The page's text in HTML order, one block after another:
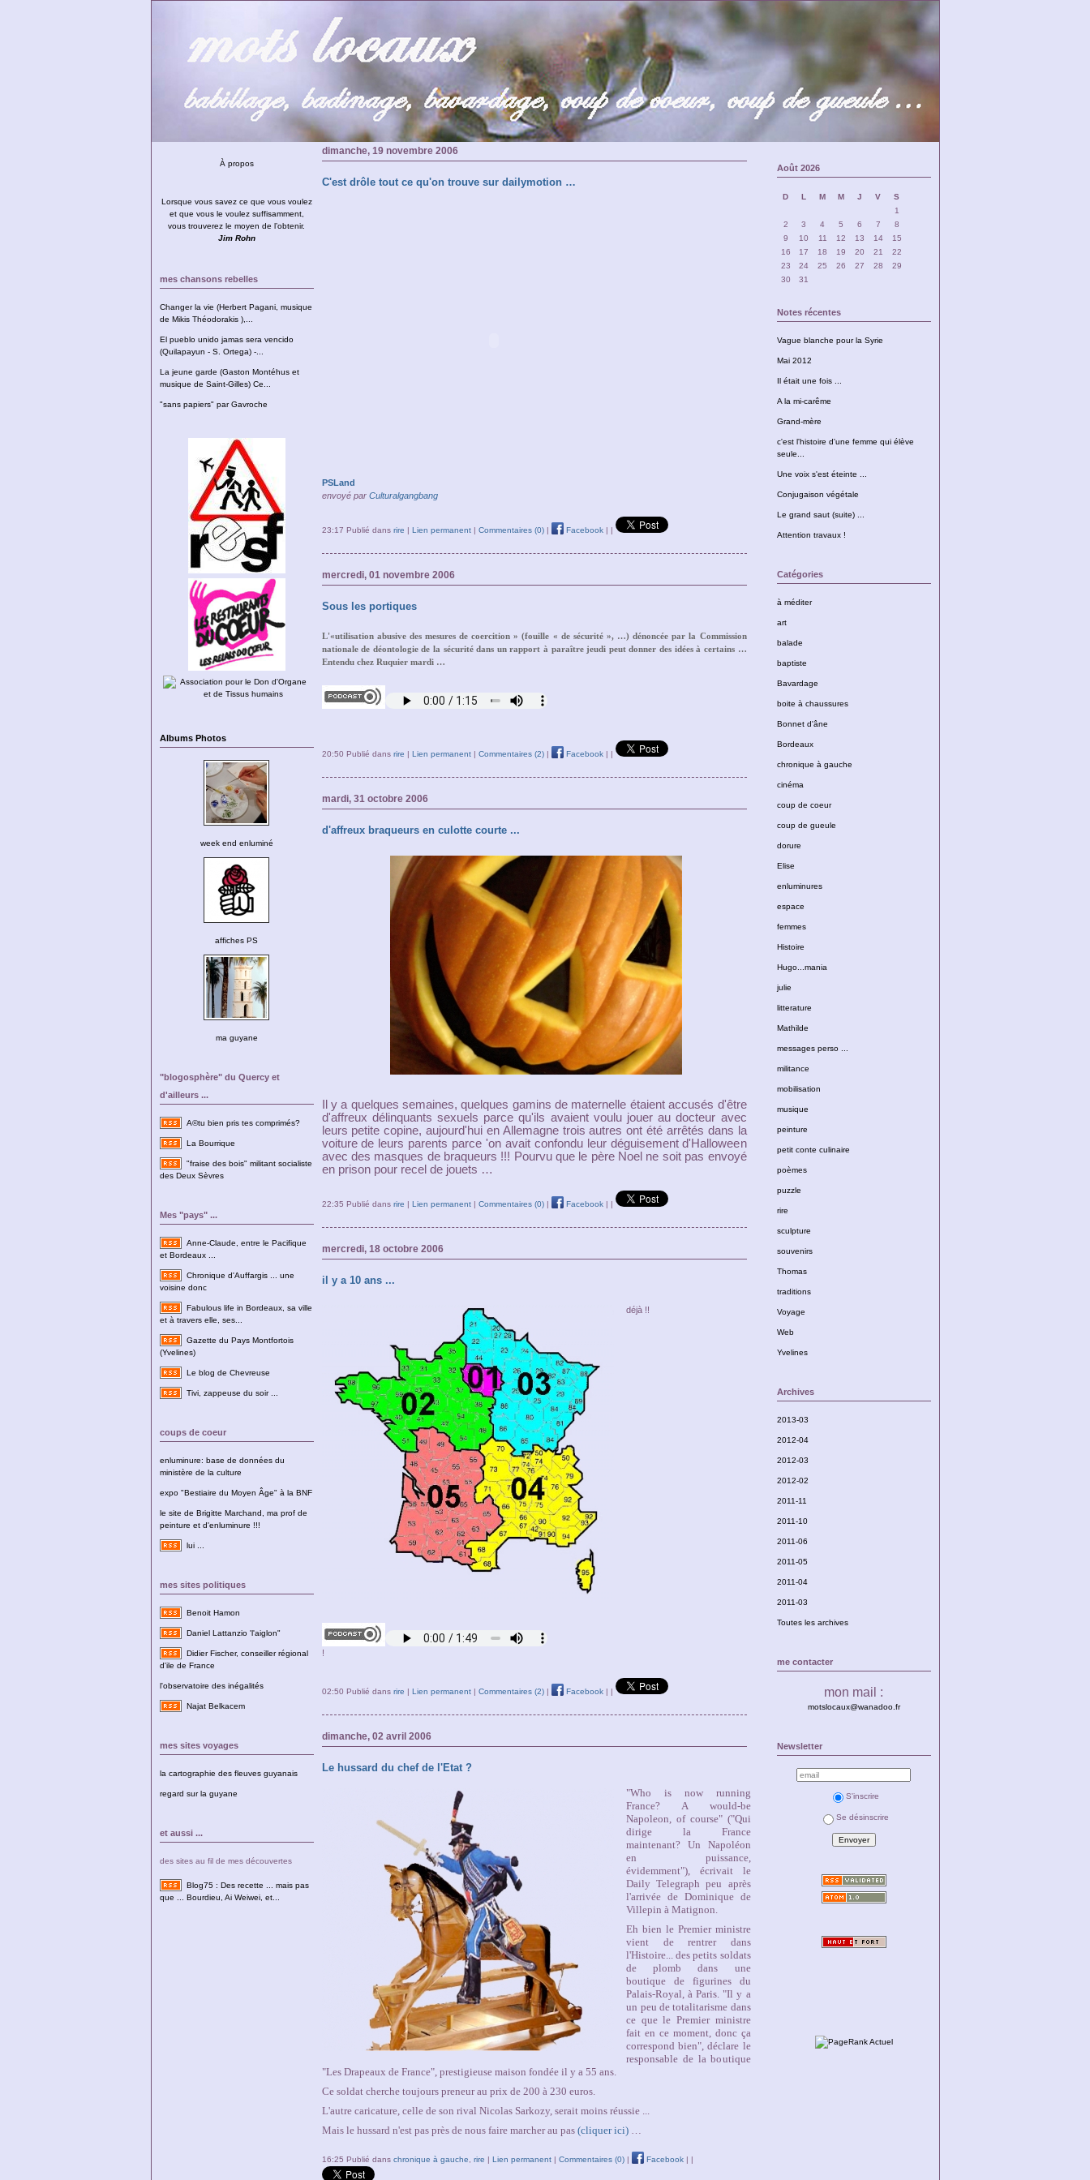
À propos
Lorsque vous savez ce que vous voulez
et que vous le voulez suffisamment,
vous trouverez le moyen de l’obtenir.
Jim Rohn
mes chansons rebelles
Changer la vie (Herbert Pagani, musique
de Mikis Théodorakis ),...
El pueblo unido jamas sera vencido
(Quilapayun - S. Ortega) -...
La jeune garde (Gaston Montéhus et
musique de Saint-Gilles) Ce...
"sans papiers" par Gavroche
Albums Photos
week end enluminé
affiches PS
ma guyane
"blogosphère" du Quercy et
d'ailleurs ...
A©tu bien pris tes comprimés?
La Bourrique
"fraise des bois" militant socialiste
des Deux Sèvres
Mes "pays" ...
Anne-Claude, entre le Pacifique
et Bordeaux ...
Chronique d'Auffargis ... une
voisine donc
Fabulous life in Bordeaux, sa ville
et à travers elle, ses...
Gazette du Pays Montfortois
(Yvelines)
Le blog de Chevreuse
Tivi, zappeuse du soir ...
coups de coeur
enluminure: base de données du
ministère de la culture
expo "Bestiaire du Moyen Âge" à la BNF
le site de Brigitte Marchand, ma prof de
peinture et d'enluminure !!!
lui ...
mes sites politiques
Benoit Hamon
Daniel Lattanzio 'l'aiglon"
Didier Fischer, conseiller régional
d'ile de France
l'observatoire des inégalités
Najat Belkacem
mes sites voyages
la cartographie des fleuves guyanais
regard sur la guyane
et aussi ...
des sites au fil de mes découvertes
Blog75 : Des recette ... mais pas
que ... Bourdieu, Ai Weiwei, et...
Août 2026
D L M M J V
S
1
2
3 4 5 6 7
8
9
10 11 12 13 14
15
16
17 18 19 20 21
22
23
24 25 26 27 28
29
30
31
Notes récentes
Vague blanche pour la Syrie
Mai 2012
Il était une fois ...
A la mi-carême
Grand-mère
c'est l'histoire d'une femme qui élève
seule...
Une voix s'est éteinte ...
Conjugaison végétale
Le grand saut (suite) ...
Attention travaux !
Catégories
à méditer
art
balade
baptiste
Bavardage
boite à chaussures
Bonnet d'âne
Bordeaux
chronique à gauche
cinéma
coup de coeur
coup de gueule
dorure
Elise
enluminures
espace
femmes
Histoire
Hugo...mania
julie
litterature
Mathilde
messages perso ...
militance
mobilisation
musique
peinture
petit conte culinaire
poèmes
puzzle
rire
sculpture
souvenirs
Thomas
traditions
Voyage
Web
Yvelines
Archives
2013-03
2012-04
2012-03
2012-02
2011-11
2011-10
2011-06
2011-05
2011-04
2011-03
Toutes les archives
me contacter
mon mail :
motslocaux@wanadoo.fr
Newsletter
S'inscrire
Se désinscrire
dimanche, 19 novembre 2006
C'est drôle tout ce qu'on trouve sur dailymotion …
PSLand
envoyé par Culturalgangbang
23:17 Publié dans rire | Lien permanent| Commentaires (0)| Facebook| |
mercredi, 01 novembre 2006
Sous les portiques
L'«utilisation abusive des mesures de coercition » (fouille « de sécurité », …) dénoncée par la Commission
nationale de déontologie de la sécurité dans un rapport à paraître jeudi peut donner des idées à certains …
Entendu chez Ruquier mardi …
20:50 Publié dans rire | Lien permanent| Commentaires (2)| Facebook| |
mardi, 31 octobre 2006
d'affreux braqueurs en culotte courte ...
Il y a quelques semaines, quelques gamins de maternelle étaient accusés d'être
d'affreux délinquants sexuels parce qu'ils avaient voulu jouer au docteur avec
leurs petite copine, aujourd'hui en Allemagne trois autres ont été arrêtés dans la
voiture de leurs parents parce 'on avait confondu leur déguisement d'Halloween
avec des masques de braqueurs !!! Pourvu que le père Noel ne soit pas envoyé
en prison pour recel de jouets …
22:35 Publié dans rire | Lien permanent| Commentaires (0)| Facebook| |
mercredi, 18 octobre 2006
il y a 10 ans ...
déjà !!
!
02:50 Publié dans rire | Lien permanent| Commentaires (2)| Facebook| |
dimanche, 02 avril 2006
Le hussard du chef de l'Etat ?
"Who is now running
France?
A would-be
Napoleon, of course" ("Qui
dirige la France
maintenant? Un Napoléon
en puissance,
évidemment"), écrivait le
Daily Telegraph peu après
l'arrivée de Dominique de
Villepin à Matignon.
Eh bien le Premier ministre
vient de rentrer dans
l'Histoire... des petits soldats
de plomb dans une
boutique de figurines du
Palais-Royal, à Paris. "Il y a
un peu de totalitarisme dans
ce que le Premier ministre
fait en ce moment, donc ça
correspond bien", déclare le
responsable de la boutique
"Les Drapeaux de France", prestigieuse maison fondée il y a 55 ans.
Ce soldat cherche toujours preneur au prix de 200 à 230 euros.
L'autre caricature, celle de son rival Nicolas Sarkozy, serait moins réussie ...
Mais le hussard n'est pas près de nous faire marcher au pas (cliquer ici)…
16:25 Publié dans chronique à gauche rire | Lien permanent| Commentaires (0)| Facebook| |